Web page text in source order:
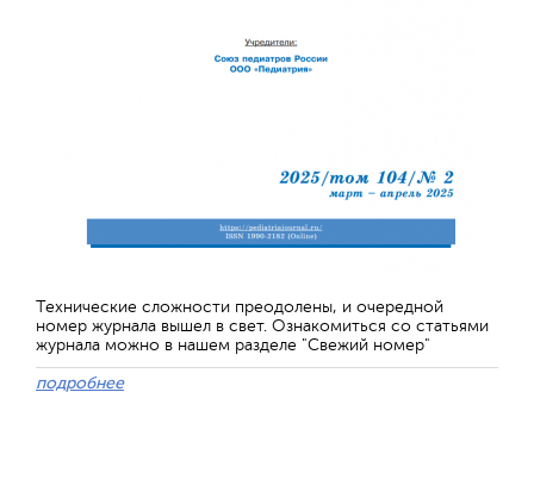
Технические сложности преодолены, и очередной
номер журнала вышел в свет. Ознакомиться со статьями
журнала можно в нашем разделе "Свежий номер"
подробнее